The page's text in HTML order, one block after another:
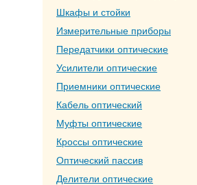
Шкафы и стойки
Измерительные приборы
Передатчики оптические
Усилители оптические
Приемники оптические
Кабель оптический
Муфты оптические
Кроссы оптические
Оптический пассив
Делители оптические